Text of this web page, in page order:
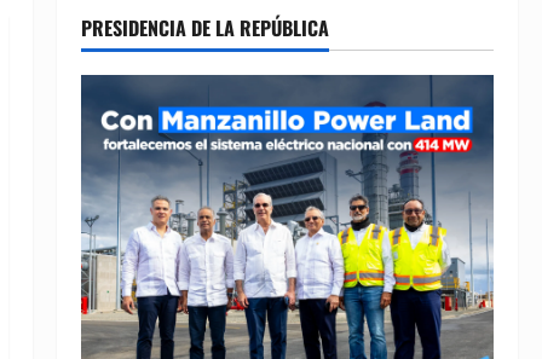
PRESIDENCIA DE LA REPÚBLICA